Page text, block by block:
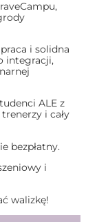
i solidna
integracji,
ALE z
i cały
bezpłatny.
i
walizkę!